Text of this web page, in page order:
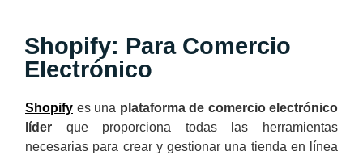
Shopify: Para Comercio
Electrónico
Shopify es una plataforma de comercio electrónico
líder que proporciona todas las herramientas
necesarias para crear y gestionar una tienda en línea